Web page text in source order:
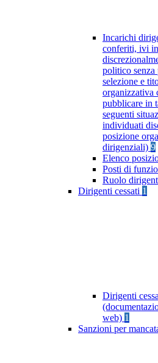
Incarichi
conferiti, ivi
politico senza
selezione e
organizzativa
pubblicare in
seguenti
individuati
posizione
dirigenziali) 9
Elenco
Posti di
Ruolo
Dirigenti cessati 1
Dirigenti
web) 1
Sanzioni per